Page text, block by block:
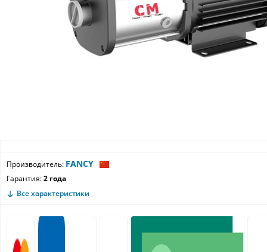
Производитель: FANCY
Гарантия:2 года
Все характеристики